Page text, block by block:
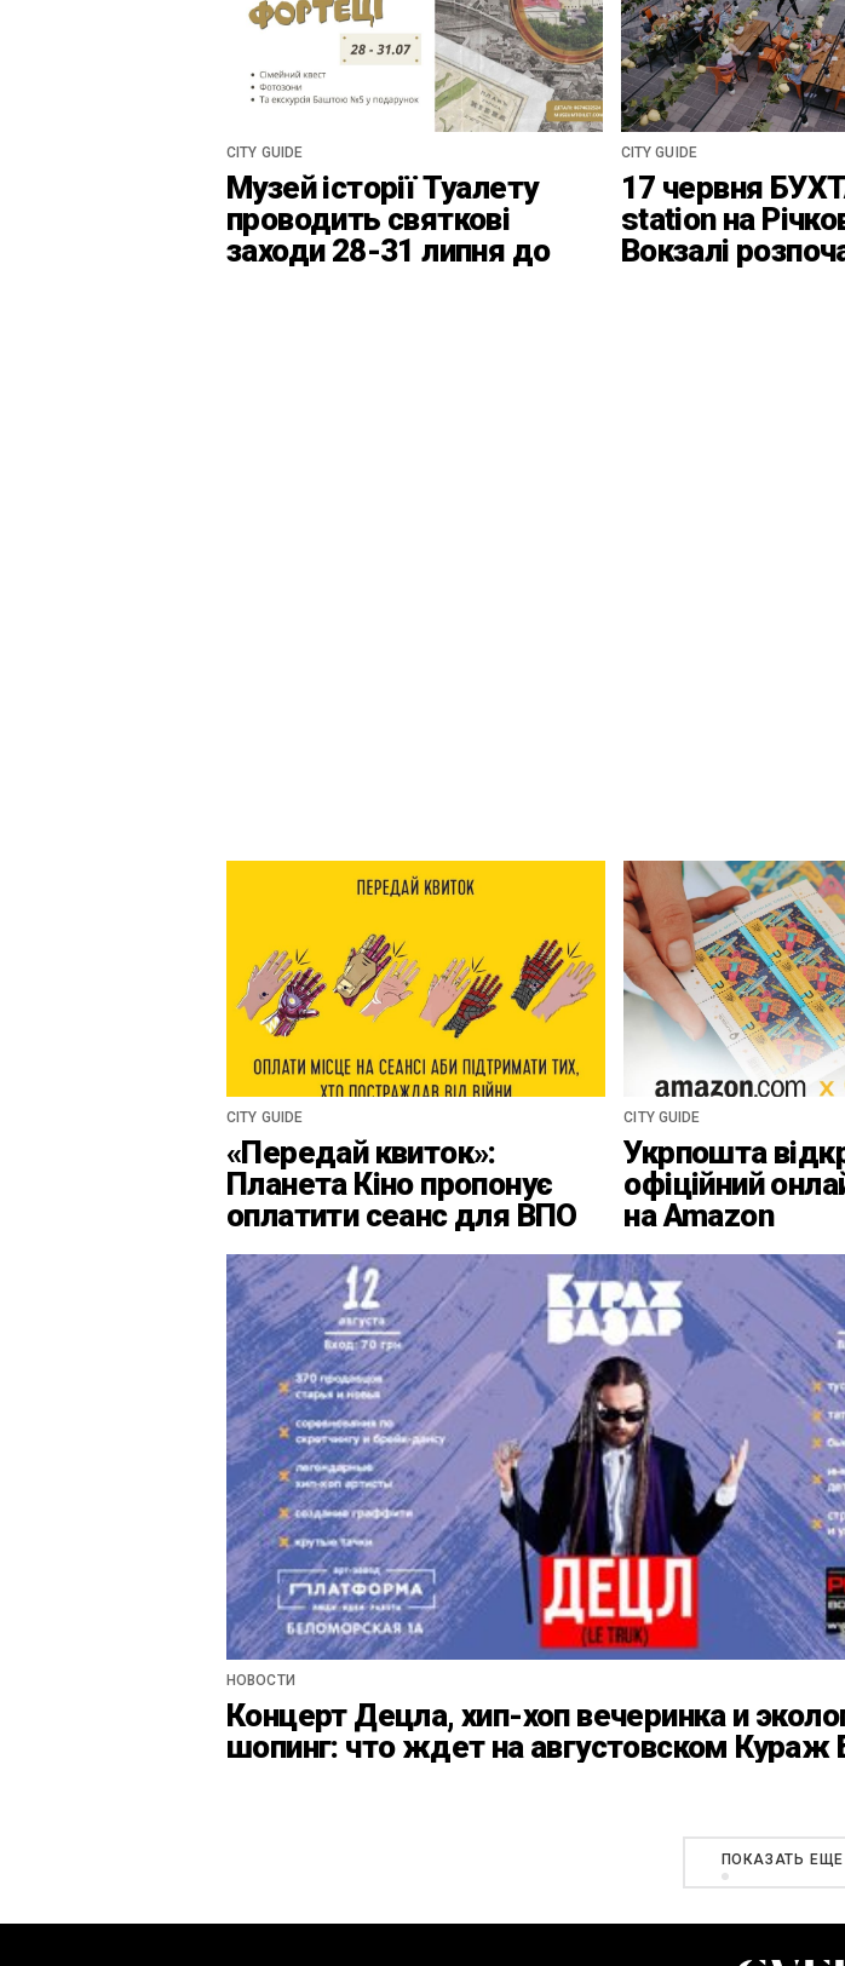
CITY GUIDE
Музей історії Туалету
проводить святкові
заходи 28-31 липня до
CITY GUIDE
17 червня
station на
Вокзалі
CITY GUIDE
«Передай квиток»:
Планета Кіно пропонує
оплатити сеанс для ВПО
CITY GUIDE
Укрпошта
офіційний
на Amazon
НОВОСТИ
Концерт Децла, хип-хоп вечеринка и
шопинг: что ждет на августовском Кураж
ПОКАЗАТЬ ЕЩЕ